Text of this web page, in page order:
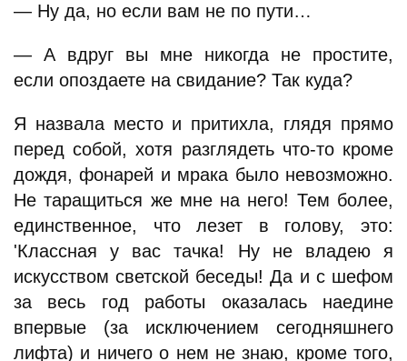
— Ну да, но если вам не по пути…
— А вдруг вы мне никогда не простите,
если опоздаете на свидание? Так куда?
Я назвала место и притихла, глядя прямо
перед собой, хотя разглядеть что-то кроме
дождя, фонарей и мрака было невозможно.
Не таращиться же мне на него! Тем более,
единственное, что лезет в голову, это:
'Классная у вас тачка! Ну не владею я
искусством светской беседы! Да и с шефом
за весь год работы оказалась наедине
впервые (за исключением сегодняшнего
лифта) и ничего о нем не знаю, кроме того,